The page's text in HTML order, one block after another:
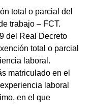
total o parcial del
trabajo – FCT.
del Real Decreto
total o parcial
laboral.
matriculado en el
laboral
en el que